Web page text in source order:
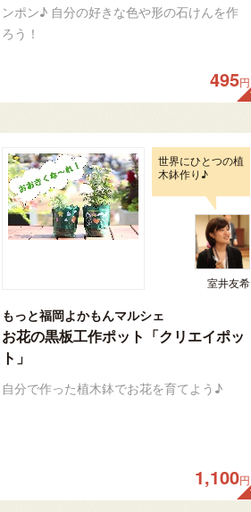
ンポン♪ 自分の好きな色や形の石けんを作
ろう！
495円
世界にひとつの植
木鉢作り♪
室井友希
もっと福岡よかもんマルシェ
お花の黒板工作ポット「クリエイポッ
ト」
自分で作った植木鉢でお花を育てよう♪
1,100円